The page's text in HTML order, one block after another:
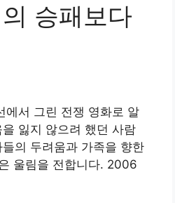
승패보다
에서 그린 전쟁 영화로 알
잃지 않으려 했던 사람
의 두려움과 가족을 향한
울림을 전합니다. 2006